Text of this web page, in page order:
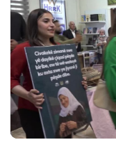
1080p
360p
240p
auto